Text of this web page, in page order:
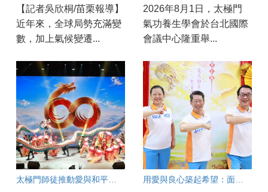
【記者吳欣桐/苗栗報導】
近年來，全球局勢充滿變
數，加上氣候變遷...
2026年8月1日，太極門
氣功養生學會於台北國際
會議中心隆重舉...
太極門師徒推動愛與和平一甲子 用愛與良心築起希望：面對教育現場的焦慮與AI浪潮，他們如何陪伴孩子成長？